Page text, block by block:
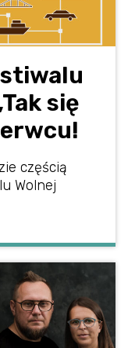
się
częścią
Wolnej